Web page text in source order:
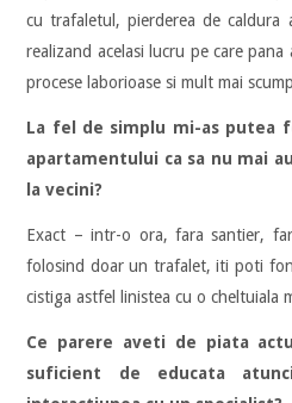
cu trafaletul, pierderea de caldura
realizand acelasi lucru pe care
procese laborioase si mult mai
La fel de simplu mi-as putea
apartamentului ca sa nu mai
la vecini?
Exact – intr-o ora, fara santier,
folosind doar un trafalet, iti poti
cistiga astfel linistea cu o cheltuiala
Ce parere aveti de piata
suficient de educata